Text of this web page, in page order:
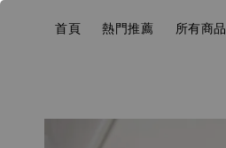
首頁 熱門推薦 所有商品